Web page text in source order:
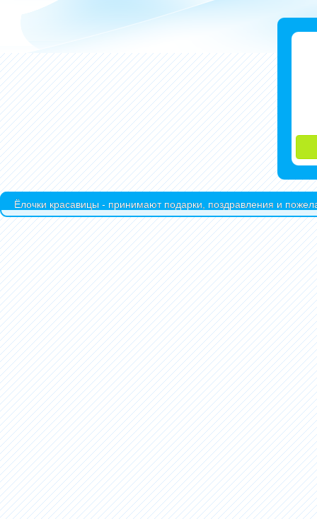
Ёлочки красавицы - принимают подарки, поздравления и